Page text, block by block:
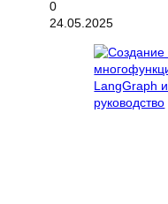
24.05.2025